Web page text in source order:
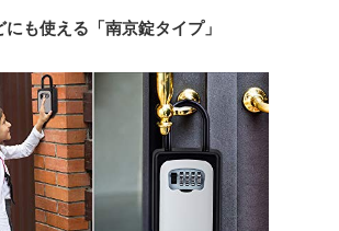
も使える「南京錠タイプ」